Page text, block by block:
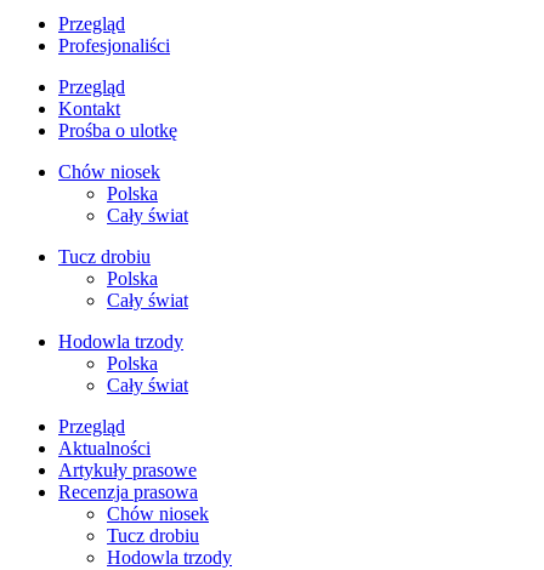
Przegląd
Profesjonaliści
Przegląd
Kontakt
Prośba o ulotkę
Chów niosek
Polska
Cały świat
Tucz drobiu
Polska
Cały świat
Hodowla trzody
Polska
Cały świat
Przegląd
Aktualności
Artykuły prasowe
Recenzja prasowa
Chów niosek
Tucz drobiu
Hodowla trzody